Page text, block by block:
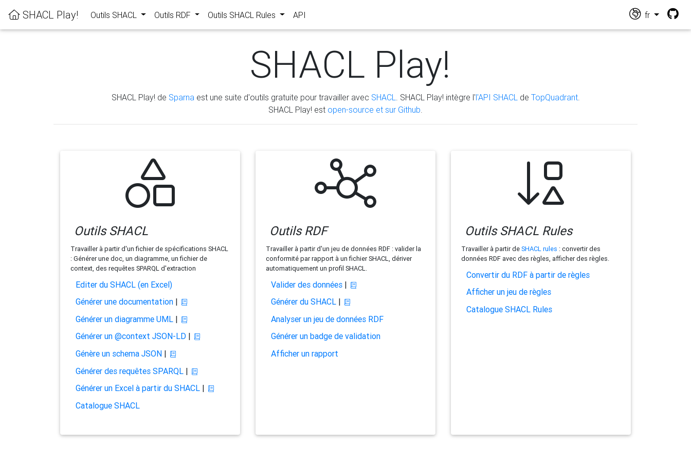
SHACL Play! Outils SHACL Outils RDF Outils SHACL Rules API fr
SHACL Play!
SHACL Play! de Sparna est une suite d'outils gratuite pour travailler avec SHACL . SHACL Play! intègre l'l'API SHACL de TopQuadrant.
SHACL Play! est open-source et sur Github
Outils SHACL
Travailler à partir d'un fichier de spécifications SHACL
: Générer une doc, un diagramme, un fichier de
context, des requêtes SPARQL d'extraction
Editer du SHACL (en Excel)
Générer une documentation|
Générer un diagramme UML|
Générer un @context JSON-LD|
Génère un schema JSON|
Générer des requêtes SPARQL|
Générer un Excel à partir du SHACL|
Catalogue SHACL
Outils RDF
Travailler à partir d'un jeu de données RDF : valider la
conformité par rapport à un fichier SHACL, dériver
automatiquement un profil SHACL.
Valider des données|
Générer du SHACL|
Analyser un jeu de données RDF
Générer un badge de validation
Afficher un rapport
Outils SHACL Rules
Travailler à partir deSHACL rules : convertir des
données RDF avec des règles, afficher des règles.
Convertir du RDF à partir de règles
Afficher un jeu de règles
Catalogue SHACL Rules